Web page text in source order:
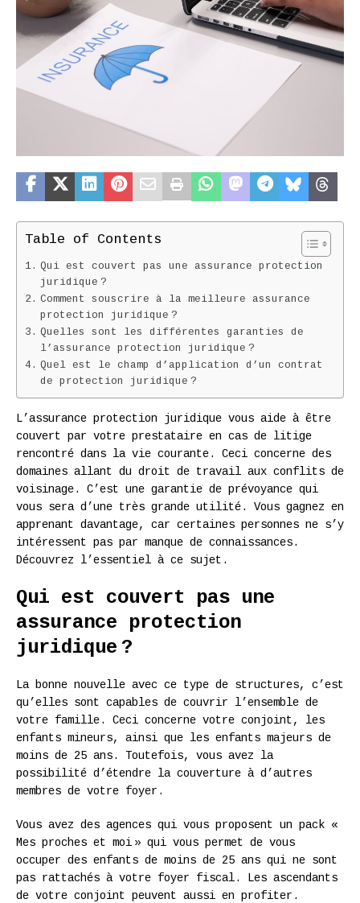
Table of Contents
Qui est couvert pas une assurance protection
juridique ?
Comment souscrire à la meilleure assurance
protection juridique ?
Quelles sont les différentes garanties de
l’assurance protection juridique ?
Quel est le champ d’application d’un contrat
de protection juridique ?
L’assurance protection juridique vous aide à être
couvert par votre prestataire en cas de litige
rencontré dans la vie courante. Ceci concerne des
domaines allant du droit de travail aux conflits de
voisinage. C’est une garantie de prévoyance qui
vous sera d’une très grande utilité. Vous gagnez en
apprenant davantage, car certaines personnes ne s’y
intéressent pas par manque de connaissances.
Découvrez l’essentiel à ce sujet.
Qui est couvert pas une
assurance protection
juridique ?
La bonne nouvelle avec ce type de structures, c’est
qu’elles sont capables de couvrir l’ensemble de
votre famille. Ceci concerne votre conjoint, les
enfants mineurs, ainsi que les enfants majeurs de
moins de 25 ans. Toutefois, vous avez la
possibilité d’étendre la couverture à d’autres
membres de votre foyer.
Vous avez des agences qui vous proposent un pack «
Mes proches et moi » qui vous permet de vous
occuper des enfants de moins de 25 ans qui ne sont
pas rattachés à votre foyer fiscal. Les ascendants
de votre conjoint peuvent aussi en profiter.